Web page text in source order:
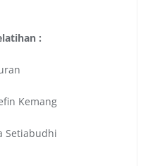
:
Kemang
Setiabudhi